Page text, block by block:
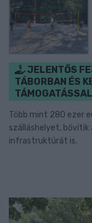
JELENTŐS
TÁBORBAN ÉS
TÁMOGATÁSSAL
Több mint 280 ezer
szálláshelyet,
infrastruktúrát is.